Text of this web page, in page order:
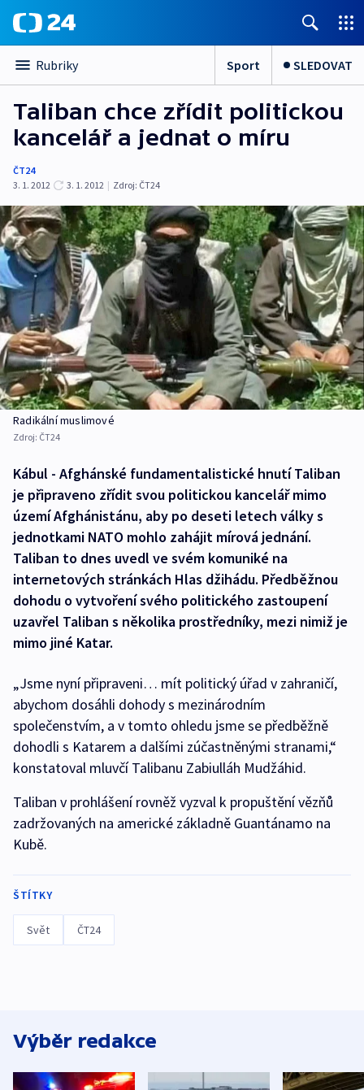
Rubriky Sport SLEDOVAT
Taliban chce zřídit politickou
kancelář a jednat o míru
ČT24
3. 1. 2012
3. 1. 2012 | Zdroj: ČT24
Radikální muslimové
Zdroj: ČT24
Kábul - Afghánské fundamentalistické hnutí Taliban
je připraveno zřídit svou politickou kancelář mimo
území Afghánistánu, aby po deseti letech války s
jednotkami NATO mohlo zahájit mírová jednání.
Taliban to dnes uvedl ve svém komuniké na
internetových stránkách Hlas džihádu. Předběžnou
dohodu o vytvoření svého politického zastoupení
uzavřel Taliban s několika prostředníky, mezi nimiž je
mimo jiné Katar.
„Jsme nyní připraveni… mít politický úřad v zahraničí,
abychom dosáhli dohody s mezinárodním
společenstvím, a v tomto ohledu jsme se předběžně
dohodli s Katarem a dalšími zúčastněnými stranami,“
konstatoval mluvčí Talibanu Zabiulláh Mudžáhid.
Taliban v prohlášení rovněž vyzval k propuštění vězňů
zadržovaných na americké základně Guantánamo na
Kubě.
ŠTÍTKY
Svět ČT24
Výběr redakce